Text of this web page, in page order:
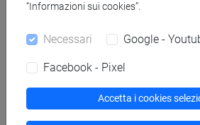
Struttura generale
LINGUA TURCA 2
ESERCITAZIONE DI
“Informazioni sui cookies”.
Necessari Google -
Facebook - Pixel
Accetta i cookies